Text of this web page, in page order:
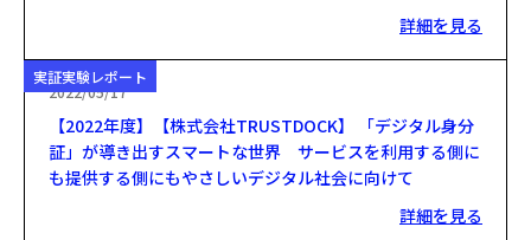
詳細を見る
実証実験レポート
2022/05/17
【2022年度】【株式会社TRUSTDOCK】 「デジタル身分
証」が導き出すスマートな世界 サービスを利用する側に
も提供する側にもやさしいデジタル社会に向けて
詳細を見る